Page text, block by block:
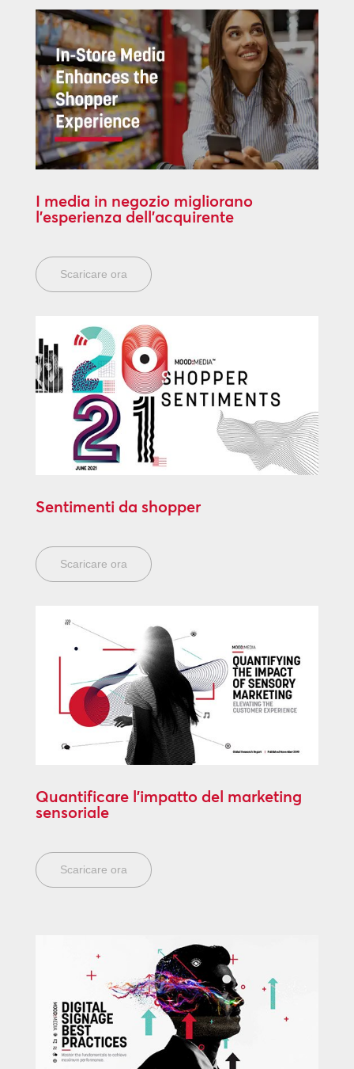
I media in negozio migliorano
l’esperienza dell’acquirente
Scaricare ora
Sentimenti da shopper
Scaricare ora
Quantificare l’impatto del marketing
sensoriale
Scaricare ora